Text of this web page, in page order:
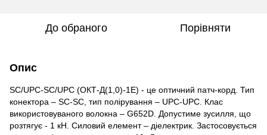
До обраного Порівняти
Опис
SC/UPC-SC/UPC (ОКТ-Д(1,0)-1Е) - це оптичний патч-корд. Тип
конектора – SC-SC, тип полірування – UPC-UPC. Клас
використовуваного волокна – G652D. Допустиме зусилля, що
розтягує - 1 кН. Силовий елемент – діелектрик. Застосовується